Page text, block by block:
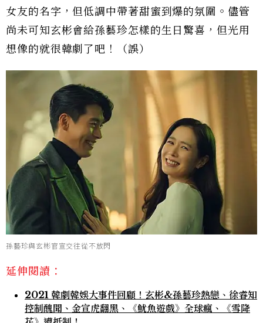
女友的名字，但低調中帶著甜蜜到爆的氛圍。儘管
尚未可知玄彬會給孫藝珍怎樣的生日驚喜，但光用
想像的就很韓劇了吧！（誤）
孫藝珍與玄彬官宣交往從不放閃
延伸閱讀：
2021 韓劇韓娛大事件回顧！玄彬&孫藝珍熱戀、徐睿知
控制醜聞、金宣虎翻黑、《魷魚遊戲》全球瘋、《雪降